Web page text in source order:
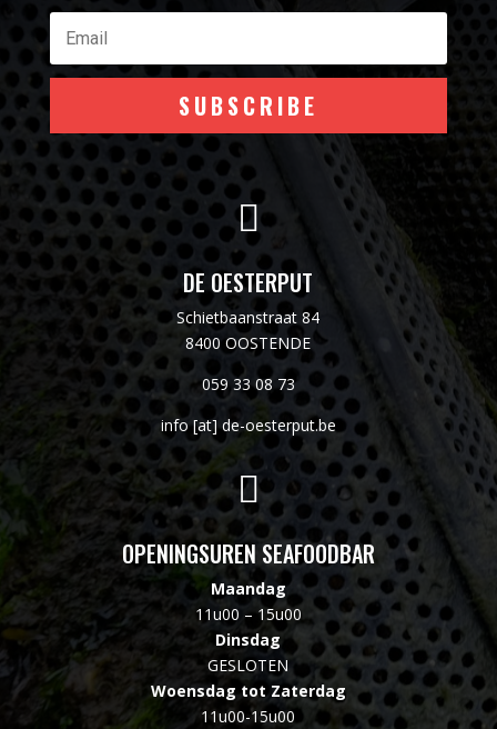
SUBSCRIBE

DE OESTERPUT
Schietbaanstraat 84
8400 OOSTENDE
059 33 08 73
info [at] de-oesterput.be

OPENINGSUREN SEAFOODBAR
Maandag
11u00 – 15u00
Dinsdag
GESLOTEN
Woensdag tot Zaterdag
11u00-15u00